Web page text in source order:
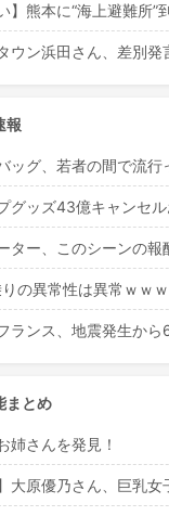
】熊本に“海上避難
ウン浜田さん、差別
報
ッグ、若者の間で流
グッズ43億キャンセ
ター、このシーンの
りの異常性は異常ｗｗ
ランス、地震発生か
まとめ
姉さんを発見！
大原優乃さん、巨乳女